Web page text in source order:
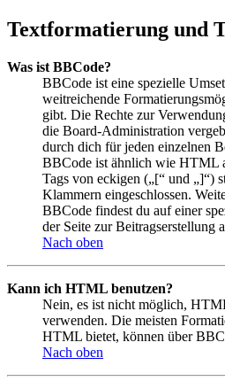
Textformatierung und
Was ist BBCode?
BBCode ist eine spezielle
weitreichende
gibt. Die Rechte zur
die Board-Administration
durch dich für jeden einzelnen
BBCode ist ähnlich wie HTML
Tags von eckigen („[“ und „]“)
Klammern eingeschlossen.
BBCode findest du auf einer
der Seite zur Beitragserstellung
Nach oben
Kann ich HTML benutzen?
Nein, es ist nicht möglich,
verwenden. Die meisten
HTML bietet, können über
Nach oben